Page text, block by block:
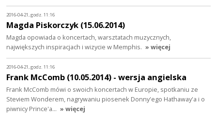
2016-04-21, godz. 11:16
Magda Piskorczyk (15.06.2014)
Magda opowiada o koncertach, warsztatach muzycznych,
największych inspiracjach i wizycie w Memphis. » więcej
2016-04-21, godz. 11:16
Frank McComb (10.05.2014) - wersja angielska
Frank McComb mówi o swoich koncertach w Europie, spotkaniu ze
Steviem Wonderem, nagrywaniu piosenek Donny'ego Hathaway'a i o
piwnicy Prince'a… » więcej